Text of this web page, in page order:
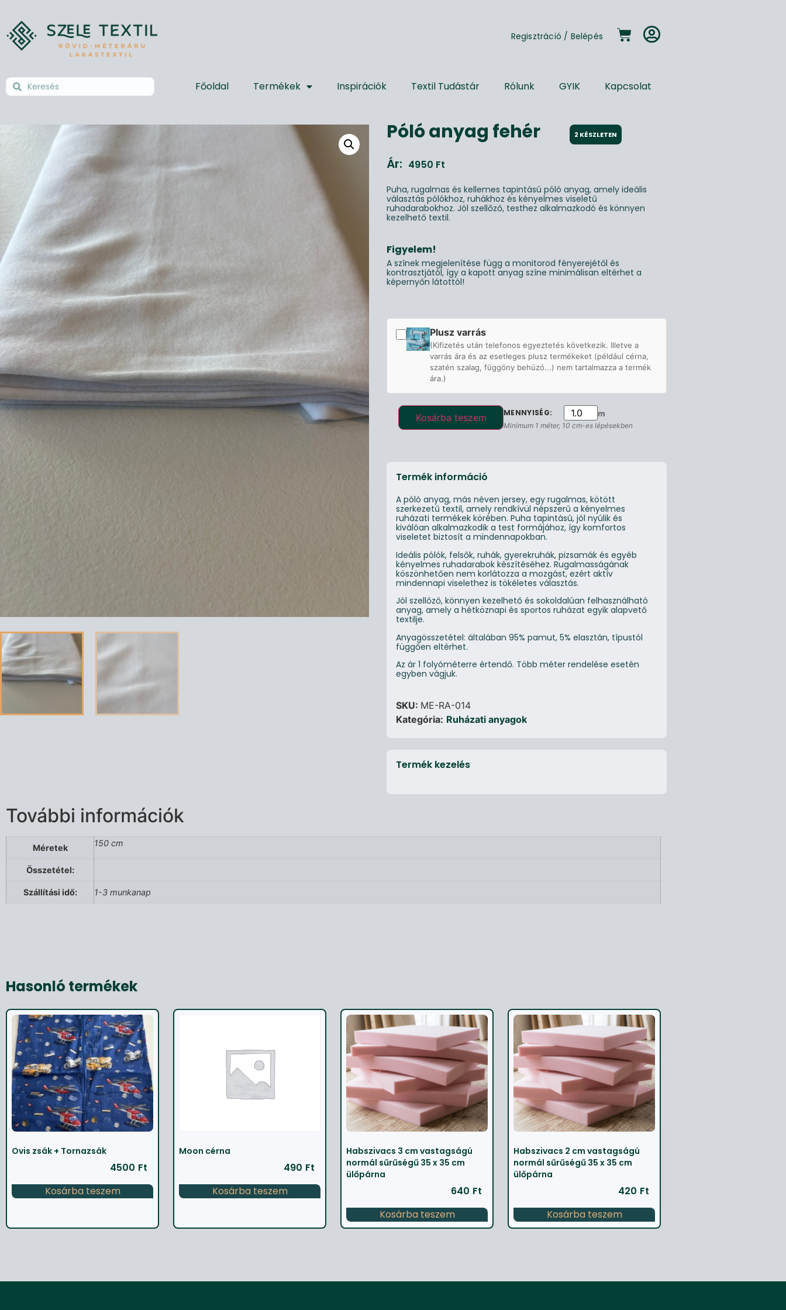
Regisztráció / Belépés
Főoldal Termékek Inspirációk Textil Tudástár Rólunk GYIK Kapcsolat
Póló anyag fehér 2 KÉSZLETEN
Ár: 4950 Ft
Puha, rugalmas és kellemes tapintású póló anyag, amely ideális
választás pólókhoz, ruhákhoz és kényelmes viseletű
ruhadarabokhoz. Jól szellőző, testhez alkalmazkodó és könnyen
kezelhető textil.
Figyelem!
A színek megjelenítése függ a monitorod fényerejétől és
kontrasztjától, így a kapott anyag színe minimálisan eltérhet a
képernyőn látottól!
Plusz varrás
(Kifizetés után telefonos egyeztetés következik. Illetve a
varrás ára és az esetleges plusz termékeket (például cérna,
szatén szalag, függöny behúzó...) nem tartalmazza a termék
ára.)
m
Minimum 1 méter, 10 cm-es lépésekben
Kosárba teszem
Termék információ
A póló anyag, más néven jersey, egy rugalmas, kötött
szerkezetű textil, amely rendkívül népszerű a kényelmes
ruházati termékek körében. Puha tapintású, jól nyúlik és
kiválóan alkalmazkodik a test formájához, így komfortos
viseletet biztosít a mindennapokban.
Ideális pólók, felsők, ruhák, gyerekruhák, pizsamák és egyéb
kényelmes ruhadarabok készítéséhez. Rugalmasságának
köszönhetően nem korlátozza a mozgást, ezért aktív
mindennapi viselethez is tökéletes választás.
Jól szellőző, könnyen kezelhető és sokoldalúan felhasználható
anyag, amely a hétköznapi és sportos ruházat egyik alapvető
textilje.
Anyagösszetétel: általában 95% pamut, 5% elasztán, típustól
függően eltérhet.
Az ár 1 folyóméterre értendő. Több méter rendelése esetén
egyben vágjuk.
SKU: ME-RA-014
Kategória: Ruházati anyagok
Termék kezelés
További információk
Méretek 150 cm
Összetétel:
Szállítási idő: 1-3 munkanap
Hasonló termékek
Ovis zsák + Tornazsák
4500 Ft
Kosárba teszem
Moon cérna
490 Ft
Kosárba teszem
Habszivacs 3 cm vastagságú
normál sűrűségű 35 x 35 cm
ülőpárna
640 Ft
Kosárba teszem
Habszivacs 2 cm vastagságú
normál sűrűségű 35 x 35 cm
ülőpárna
420 Ft
Kosárba teszem